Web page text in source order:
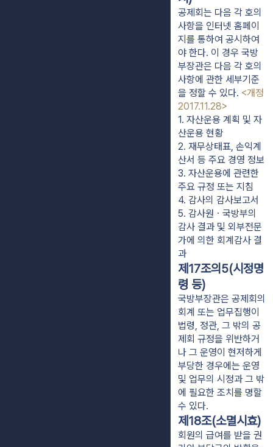
공제회는 다음 각 호의
사항을 인터넷 홈페이
지를 통하여 공시하여
야 한다. 이 경우 국방
부장관은 다음 각 호의
사항에 관한 세부기준
을 정할 수 있다. <개정
2017.11.28>
1. 자산운용 계획 및 자
산운용 현황
2. 재무상태표, 손익계
산서 등 주요 경영 정보
3. 자산운용에 관련한
주요 규정 또는 지침
4. 감사의 감사보고서
5. 감사원ㆍ국방부의
감사 결과 및 외부전문
가에 의한 회계감사 결
과
제17조의5(시정명
령 등)
국방부장관은 공제회의
회계 또는 업무집행이
법령, 정관, 그 밖의 공
제회 규정을 위반하거
나 그 운영이 현저하게
부당한 경우에는 운영
및 업무의 시정과 그 밖
에 필요한 조치를 명할
수 있다.
제18조(소멸시효)
회원의 급여를 받을 권